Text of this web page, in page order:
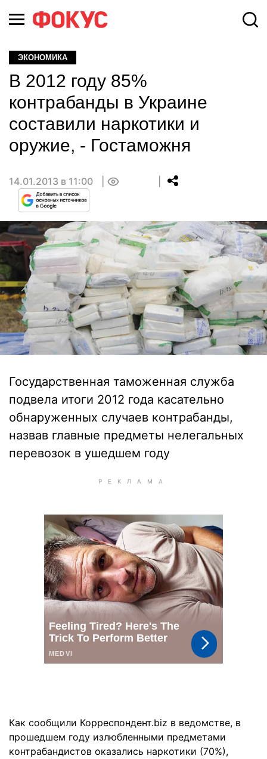
ЭКОНОМИКА
В 2012 году 85%
контрабанды в Украине
составили наркотики и
оружие, - Гостаможня
14.01.2013 в 11:00
Государственная таможенная служба
подвела итоги 2012 года касательно
обнаруженных случаев контрабанды,
назвав главные предметы нелегальных
перевозок в ушедшем году
Как сообщили Корреспондент.biz в ведомстве, в
прошедшем году излюбленными предметами
контрабандистов оказались наркотики (70%),